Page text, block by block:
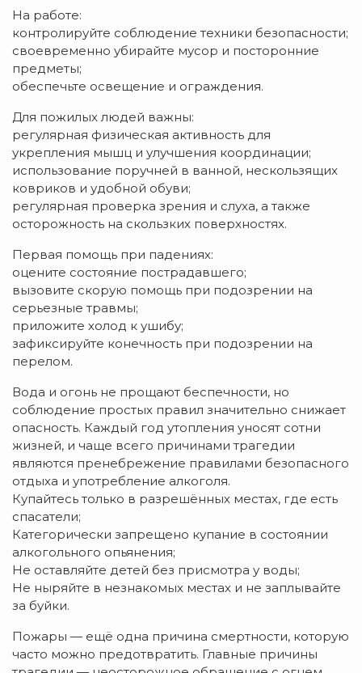
На работе:
контролируйте соблюдение техники безопасности;
своевременно убирайте мусор и посторонние
предметы;
обеспечьте освещение и ограждения.
Для пожилых людей важны:
регулярная физическая активность для
укрепления мышц и улучшения координации;
использование поручней в ванной, нескользящих
ковриков и удобной обуви;
регулярная проверка зрения и слуха, а также
осторожность на скользких поверхностях.
Первая помощь при падениях:
оцените состояние пострадавшего;
вызовите скорую помощь при подозрении на
серьезные травмы;
приложите холод к ушибу;
зафиксируйте конечность при подозрении на
перелом.
Вода и огонь не прощают беспечности, но
соблюдение простых правил значительно снижает
опасность. Каждый год утопления уносят сотни
жизней, и чаще всего причинами трагедии
являются пренебрежение правилами безопасного
отдыха и употребление алкоголя.
Купайтесь только в разрешённых местах, где есть
спасатели;
Категорически запрещено купание в состоянии
алкогольного опьянения;
Не оставляйте детей без присмотра у воды;
Не ныряйте в незнакомых местах и не заплывайте
за буйки.
Пожары — ещё одна причина смертности, которую
часто можно предотвратить. Главные причины